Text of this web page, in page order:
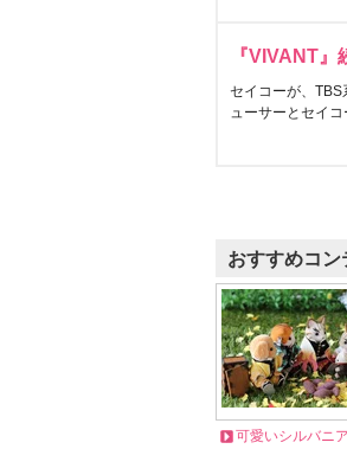
『VIVANT
セイコーが、
ューサーとセイコ
おすすめコン
可愛いシルバニ